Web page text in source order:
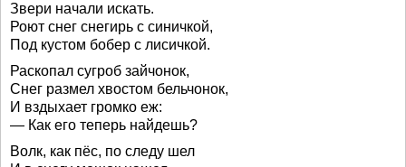
Звери начали искать.
Роют снег снегирь с синичкой,
Под кустом бобер с лисичкой.
Раскопал сугроб зайчонок,
Снег размел хвостом бельчонок,
И вздыхает громко еж:
— Как его теперь найдешь?
Волк, как пёс, по следу шел